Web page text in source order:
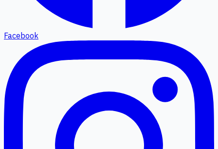
Facebook